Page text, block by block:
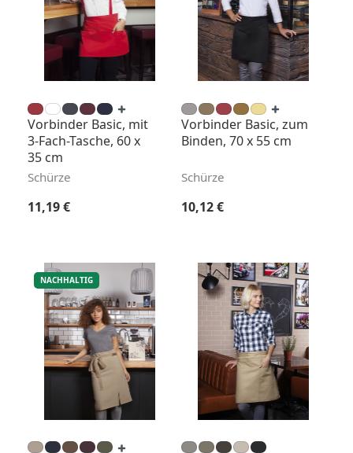
Vorbinder Basic, mit
3-Fach-Tasche, 60 x
35 cm
Schürze
Regulärer Preis:
11,19 €
Vorbinder Basic, zum
Binden, 70 x 55 cm
Schürze
Regulärer Preis:
10,12 €
NACHHALTIG